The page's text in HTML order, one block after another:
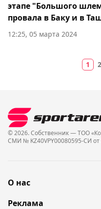
этапе "Большого
провала в Баку и в
12:25, 05 марта 2024
1 2
© 2026. Собственник — ТОО
СМИ № KZ40VPY00080595-СИ от
О нас
Реклама